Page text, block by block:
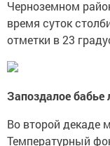
Черноземном
время суток
отметки в 23
Запоздалое бабье
Во второй декаде
Температурный